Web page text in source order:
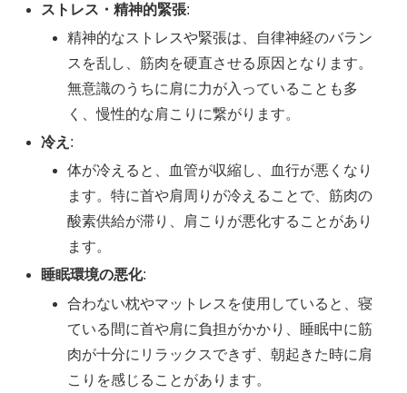
ストレス・精神的緊張:
精神的なストレスや緊張は、自律神経のバラン
スを乱し、筋肉を硬直させる原因となります。
無意識のうちに肩に力が入っていることも多
く、慢性的な肩こりに繋がります。
冷え :
体が冷えると、血管が収縮し、血行が悪くなり
ます。特に首や肩周りが冷えることで、筋肉の
酸素供給が滞り、肩こりが悪化することがあり
ます。
睡眠環境の悪化:
合わない枕やマットレスを使用していると、寝
ている間に首や肩に負担がかかり、睡眠中に筋
肉が十分にリラックスできず、朝起きた時に肩
こりを感じることがあります。